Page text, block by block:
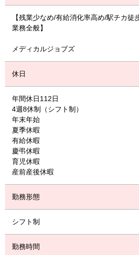
【残業少なめ/有給消化率高め/駅チカ
業務全般】
メディカルジョブズ
休日
年間休日112日
4週8休制（シフト制）
年末年始
夏季休暇
有給休暇
慶弔休暇
育児休暇
産前産後休暇
勤務形態
シフト制
勤務時間